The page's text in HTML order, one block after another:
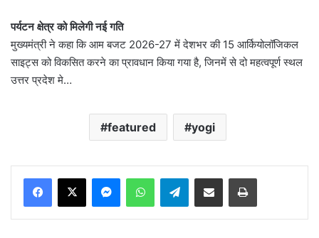
पर्यटन क्षेत्र को मिलेगी नई गति
मुख्यमंत्री ने कहा कि आम बजट 2026-27 में देशभर की 15 आर्कियोलॉजिकल
साइट्स को विकसित करने का प्रावधान किया गया है, जिनमें से दो महत्वपूर्ण स्थल
उत्तर प्रदेश मे…
featured yogi
MessengerWhatsAppTelegramShare via Email Print